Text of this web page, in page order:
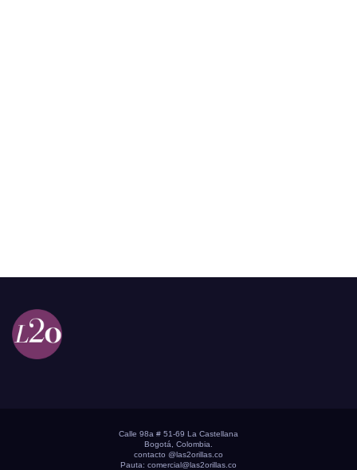
Calle 98a # 51-69 La Castellana
Bogotá, Colombia.
contacto @las2orillas.co
Pauta: comercial@las2orillas.co